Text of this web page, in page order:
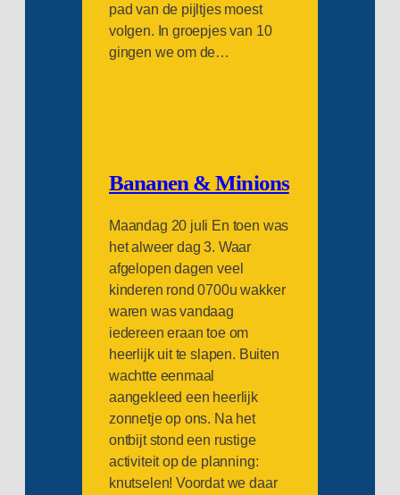
pad van de pijltjes moest
volgen. In groepjes van 10
gingen we om de…
Bananen & Minions
Maandag 20 juli En toen was
het alweer dag 3. Waar
afgelopen dagen veel
kinderen rond 0700u wakker
waren was vandaag
iedereen eraan toe om
heerlijk uit te slapen. Buiten
wachtte eenmaal
aangekleed een heerlijk
zonnetje op ons. Na het
ontbijt stond een rustige
activiteit op de planning:
knutselen! Voordat we daar